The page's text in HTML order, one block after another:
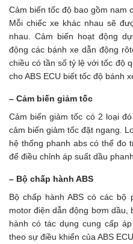
Cảm biến tốc độ bao gồm nam
Mỗi chiếc xe khác nhau sẽ
nhau. Cảm biến hoạt động
động các bánh xe dẫn động
chiều có tần số tỷ lệ với tốc độ
cho ABS ECU biết tốc độ bánh
– Cảm biến giảm tốc
Cảm biến giảm tốc có 2 loại
cảm biến giảm tốc đặt ngang.
hệ thống phanh abs có thể đo
để điều chỉnh áp suất dầu
– Bộ chấp hành ABS
Bộ chấp hành ABS có các bộ
motor điện dẫn động bơm dầu,
hành có tác dụng cung cấp
theo sự điều khiển của ABS ECU